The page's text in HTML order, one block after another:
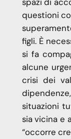
questioni
figli. È
si fa
alcune
crisi dei
situazioni
sia vicina e
“occorre